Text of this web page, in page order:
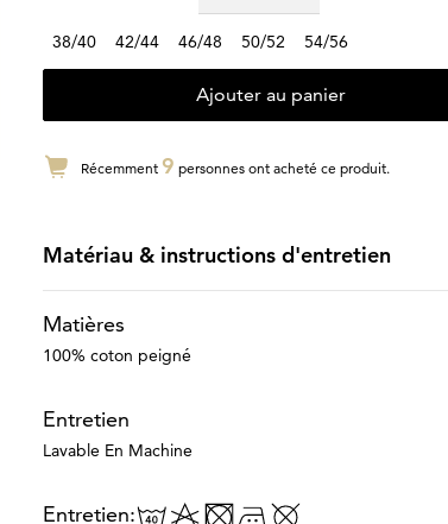
38/40 42/44 46/48 50/52 54/56
Ajouter au panier
Récemment 9 personnes ont acheté ce produit.
Matériau & instructions d'entretien
Matières
100% coton peigné
Entretien
Lavable En Machine
Entretien: